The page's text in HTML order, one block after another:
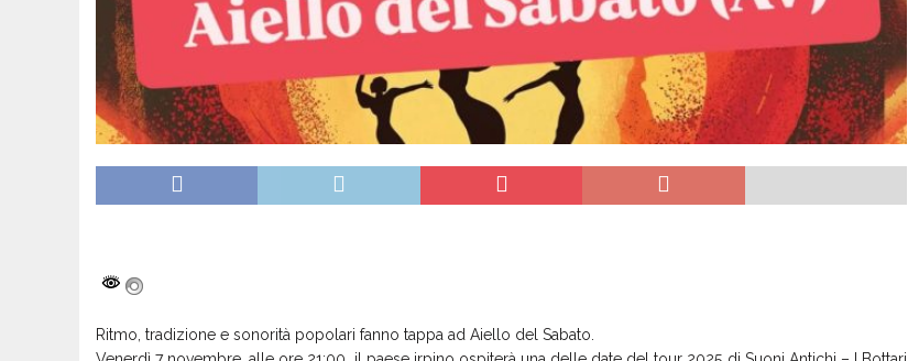
Ritmo, tradizione e sonorità popolari fanno tappa ad Aiello del Sabato.